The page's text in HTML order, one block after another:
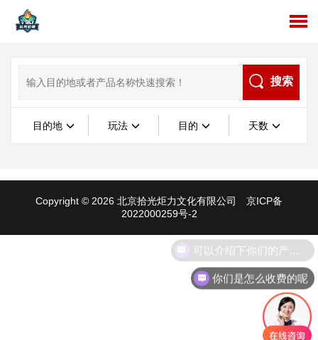
搜索
目的地 玩法 目的 天数
Copyright © 2026 北京拾光炬力文化有限公司 京ICP备
2022000259号-2
你们是怎么收费的呢